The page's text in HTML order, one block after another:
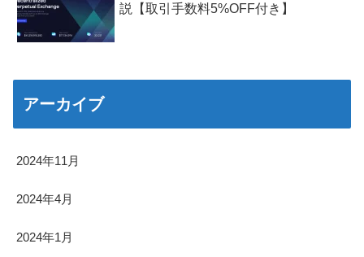
説【取引手数料5%OFF付き】
アーカイブ
2024年11月
2024年4月
2024年1月